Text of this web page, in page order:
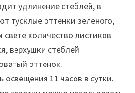
удлинение стеблей, в
тусклые оттенки зеленого,
количество листиков
верхушки стеблей
оттенок.
освещения 11 часов в сутки.